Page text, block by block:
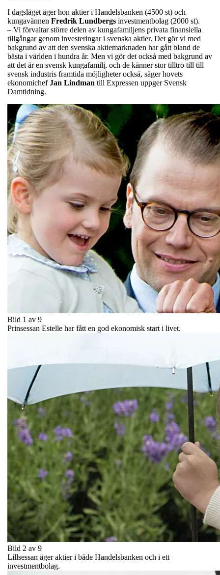
I dagsläget äger hon aktier i Handelsbanken (4500 st) och
kungavännen Fredrik Lundbergs investmentbolag (2000 st).
– Vi förvaltar större delen av kungafamiljens privata finansiella
tillgångar genom investeringar i svenska aktier. Det gör vi med
bakgrund av att den svenska aktiemarknaden har gått bland de
bästa i världen i hundra år. Men vi gör det också med bakgrund av
att det är en svensk kungafamilj, och de känner stor tilltro till till
svensk industris framtida möjligheter också, säger hovets
ekonomichefJan Lindman till Expressen uppger Svensk
Damtidning.
Bild 1 av 9
Prinsessan Estelle har fått en god ekonomisk start i livet.
Bild 2 av 9
Lillsessan äger aktier i både Handelsbanken och i ett
investmentbolag.